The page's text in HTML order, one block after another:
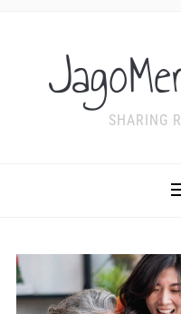
SHARING